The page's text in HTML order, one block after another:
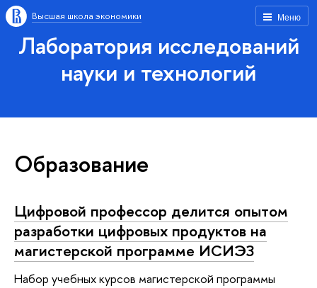
Меню
Высшая школа экономики
Лаборатория исследований
науки и технологий
Образование
Цифровой профессор делится опытом
разработки цифровых продуктов на
магистерской программе ИСИЭЗ
Набор учебных курсов магистерской программы